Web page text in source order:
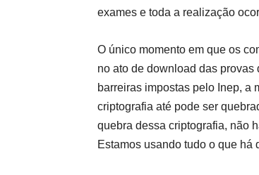
exames e toda a realização
O único momento em que os
no ato de download das
barreiras impostas pelo Inep, a
criptografia até pode ser
quebra dessa criptografia, não
Estamos usando tudo o que há